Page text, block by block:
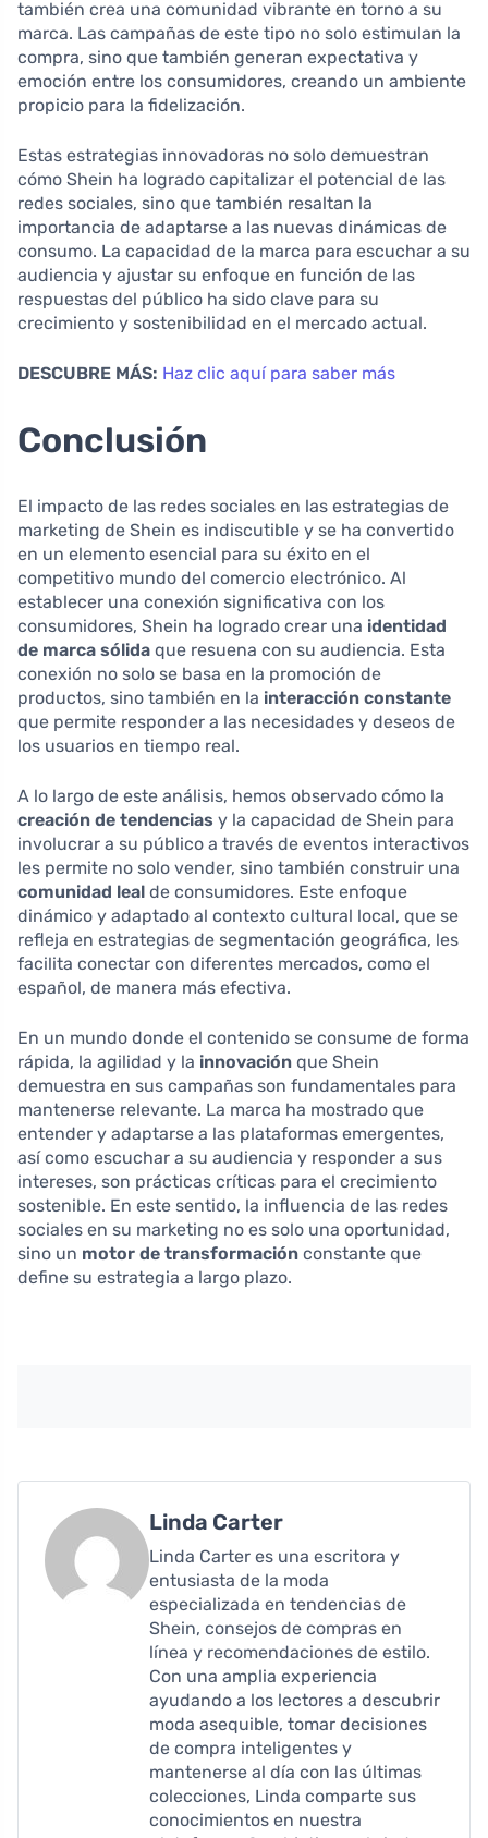
también crea una comunidad vibrante en torno a su
marca. Las campañas de este tipo no solo estimulan la
compra, sino que también generan expectativa y
emoción entre los consumidores, creando un ambiente
propicio para la fidelización.
Estas estrategias innovadoras no solo demuestran
cómo Shein ha logrado capitalizar el potencial de las
redes sociales, sino que también resaltan la
importancia de adaptarse a las nuevas dinámicas de
consumo. La capacidad de la marca para escuchar a su
audiencia y ajustar su enfoque en función de las
respuestas del público ha sido clave para su
crecimiento y sostenibilidad en el mercado actual.
DESCUBRE MÁS: Haz clic aquí para saber más
Conclusión
El impacto de las redes sociales en las estrategias de
marketing de Shein es indiscutible y se ha convertido
en un elemento esencial para su éxito en el
competitivo mundo del comercio electrónico. Al
establecer una conexión significativa con los
consumidores, Shein ha logrado crear una identidad
de marca sólida que resuena con su audiencia. Esta
conexión no solo se basa en la promoción de
productos, sino también en la interacción constante
que permite responder a las necesidades y deseos de
los usuarios en tiempo real.
A lo largo de este análisis, hemos observado cómo la
creación de tendencias y la capacidad de Shein para
involucrar a su público a través de eventos interactivos
les permite no solo vender, sino también construir una
comunidad leal de consumidores. Este enfoque
dinámico y adaptado al contexto cultural local, que se
refleja en estrategias de segmentación geográfica, les
facilita conectar con diferentes mercados, como el
español, de manera más efectiva.
En un mundo donde el contenido se consume de forma
rápida, la agilidad y la innovación que Shein
demuestra en sus campañas son fundamentales para
mantenerse relevante. La marca ha mostrado que
entender y adaptarse a las plataformas emergentes,
así como escuchar a su audiencia y responder a sus
intereses, son prácticas críticas para el crecimiento
sostenible. En este sentido, la influencia de las redes
sociales en su marketing no es solo una oportunidad,
sino un motor de transformación constante que
define su estrategia a largo plazo.
Linda Carter
Linda Carter es una escritora y
entusiasta de la moda
especializada en tendencias de
Shein, consejos de compras en
línea y recomendaciones de estilo.
Con una amplia experiencia
ayudando a los lectores a descubrir
moda asequible, tomar decisiones
de compra inteligentes y
mantenerse al día con las últimas
colecciones, Linda comparte sus
conocimientos en nuestra